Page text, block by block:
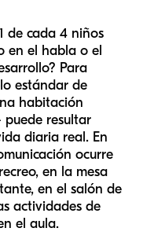
de cada 4 niños
en el habla o el
Para
estándar de
habitación
resultar
diaria real. En
ocurre
en la mesa
en el salón de
actividades de
el aula.